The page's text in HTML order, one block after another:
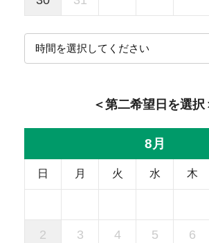
＜第二希望日を選択
8月
日 月 火 水 木
2 3 4 5 6